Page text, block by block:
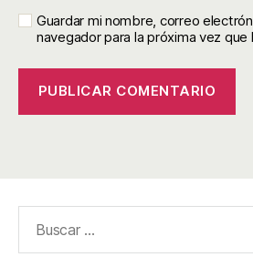
Guardar mi nombre, correo
navegador para la próxima vez que